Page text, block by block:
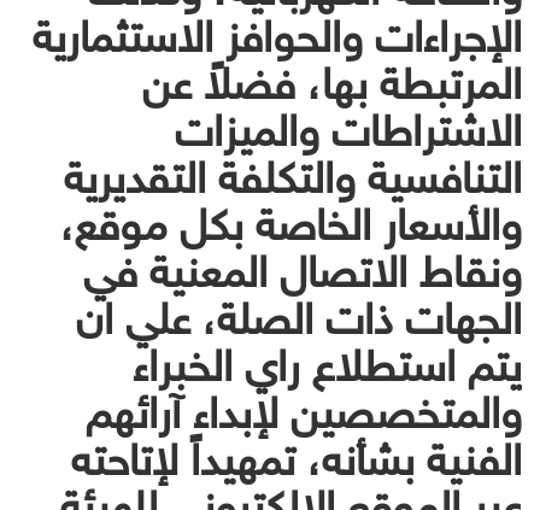
الإجراءات والحوافز الاستثمارية
المرتبطة بها، فضلاً عن
الاشتراطات والميزات
التنافسية والتكلفة التقديرية
والأسعار الخاصة بكل موقع،
ونقاط الاتصال المعنية في
الجهات ذات الصلة، علي ان
يتم استطلاع راي الخبراء
والمتخصصين لإبداء آرائهم
الفنية بشأنه، تمهيداً لإتاحته